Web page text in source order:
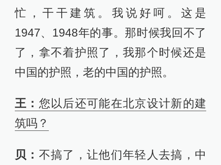
忙，干干建筑。我说好呵。这是
1947、1948年的事。那时候我回不了
了，拿不着护照了，我那个时候还是
中国的护照，老的中国的护照。
王： 您以后还可能在北京设计新的建
筑吗？
贝： 不搞了，让他们年轻人去搞，中